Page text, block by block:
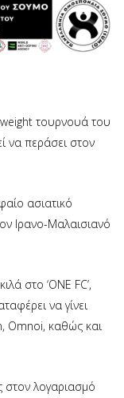
τουρνουά του
να περάσει στον
ασιατικό
Ιρανο-Μαλαισιανό
στο ‘ONE FC’,
να γίνει
Omnoi, καθώς και
στον λογαριασμό